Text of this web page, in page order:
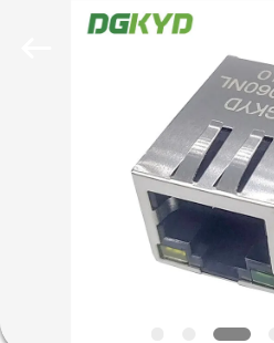
ΠΡΟΪΌΝΤΑ
ΕΜΦΆΝΙΣΗ